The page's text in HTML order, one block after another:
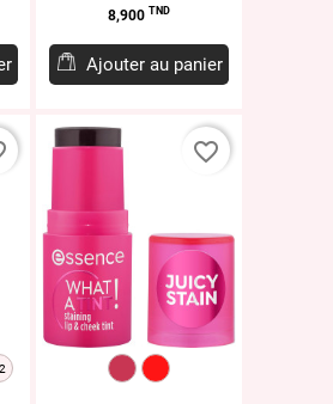
Prix
8,900 TND
Ajouter au panier
ET954254.10
ET954257.20
favorite_border